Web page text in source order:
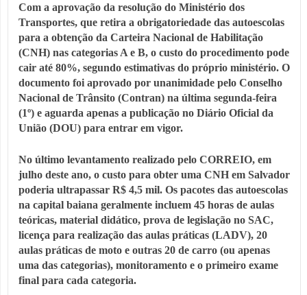
Com a aprovação da resolução do Ministério dos
Transportes, que retira a obrigatoriedade das autoescolas
para a obtenção da Carteira Nacional de Habilitação
(CNH) nas categorias A e B, o custo do procedimento pode
cair até 80%, segundo estimativas do próprio ministério. O
documento foi aprovado por unanimidade pelo Conselho
Nacional de Trânsito (Contran) na última segunda-feira
(1º) e aguarda apenas a publicação no Diário Oficial da
União (DOU) para entrar em vigor.
No último levantamento realizado pelo CORREIO, em
julho deste ano, o custo para obter uma CNH em Salvador
poderia ultrapassar R$ 4,5 mil. Os pacotes das autoescolas
na capital baiana geralmente incluem 45 horas de aulas
teóricas, material didático, prova de legislação no SAC,
licença para realização das aulas práticas (LADV), 20
aulas práticas de moto e outras 20 de carro (ou apenas
uma das categorias), monitoramento e o primeiro exame
final para cada categoria.